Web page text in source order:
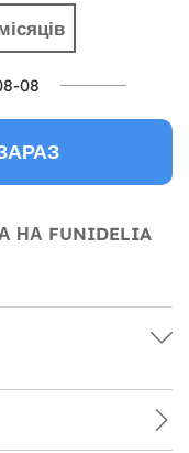
08
НА FUNIDELIA